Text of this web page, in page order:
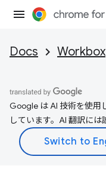
Docs Workbox
Google は AI 技術を使用
しています。AI 翻訳には